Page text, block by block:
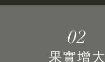
02
果實增大